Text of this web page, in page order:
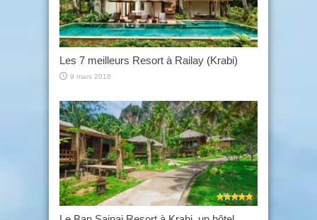
Les 7 meilleurs Resort à Railay (Krabi)
9 mars 2016